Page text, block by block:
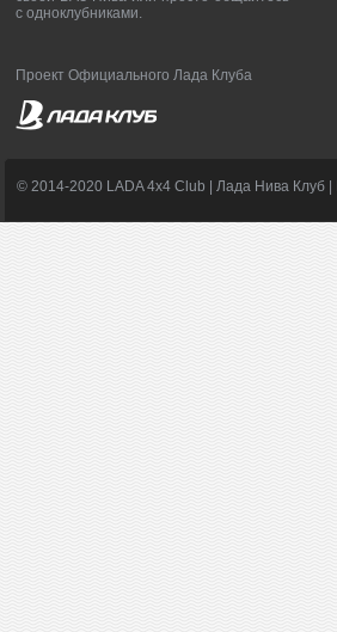
с одноклубниками.
Проект Официального Лада Клуба
© 2014-2020 LADA 4x4 Club | Лада Нива Клуб |